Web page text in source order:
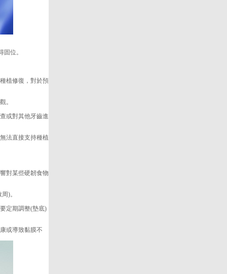
位。
植修復，對於預
。
或對其他牙齒進
法直接支持種植
對某些硬韌食物
)。
定期調整(墊底)
或導致黏膜不